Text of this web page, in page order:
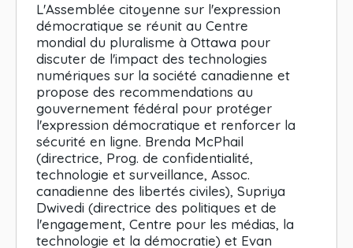
L'Assemblée citoyenne sur l'expression
démocratique se réunit au Centre
mondial du pluralisme à Ottawa pour
discuter de l'impact des technologies
numériques sur la société canadienne et
propose des recommendations au
gouvernement fédéral pour protéger
l'expression démocratique et renforcer la
sécurité en ligne. Brenda McPhail
(directrice, Prog. de confidentialité,
technologie et surveillance, Assoc.
canadienne des libertés civiles), Supriya
Dwivedi (directrice des politiques et de
l'engagement, Centre pour les médias, la
technologie et la démocratie) et Evan